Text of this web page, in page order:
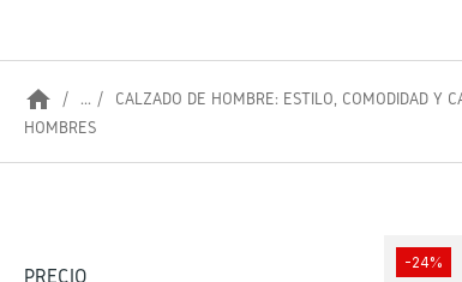
home ... CALZADO DE HOMBRE: ESTILO, COMODIDAD Y
HOMBRES
PRECIO
-24%